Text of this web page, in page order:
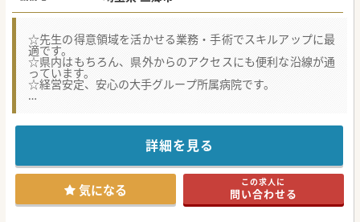
☆先生の得意領域を活かせる業務・手術でスキルアップに最
適です。
☆県内はもちろん、県外からのアクセスにも便利な沿線が通
っています。
☆経営安定、安心の大手グループ所属病院です。
運営している大手グループ法人の為、経営安定で福利厚生も
■2022年11月に移転・新規開院を行った地域密着型の「か
かりつけ病院」です。急性期から在宅医療まで幅広くカバー
しております。
■地域のニーズに応えていく為、看護師・薬剤師・栄養士・
リハスタッフと連携し、慢性期医療や在宅医療にも力を入れ
ております。
詳細を見る
気になる この求人に
問い合わせる